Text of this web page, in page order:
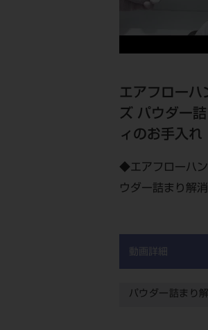
エアフローハ
ズ パウダー
ィのお手入れ
◆エアフローハ
ウダー詰まり解
動画詳細
パウダー詰まり